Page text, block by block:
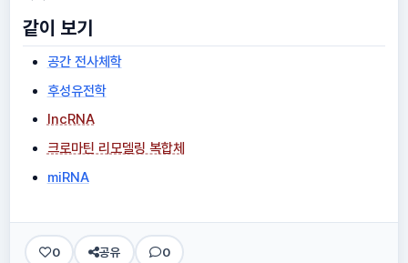
같이 보기
공간 전사체학
후성유전학
lncRNA
크로마틴 리모델링 복합체
miRNA
0 공유 0